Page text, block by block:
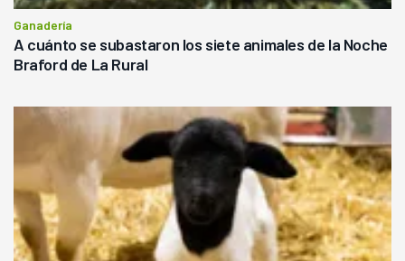
Ganadería
A cuánto se subastaron los siete animales de la Noche
Braford de La Rural